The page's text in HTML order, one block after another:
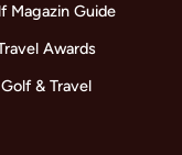
Magazin Guide
Awards
Golf & Travel